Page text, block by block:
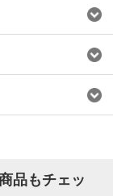
品もチェッ